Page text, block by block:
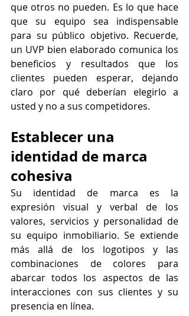
que otros no pueden. Es lo que hace
que su equipo sea indispensable
para su público objetivo. Recuerde,
un UVP bien elaborado comunica los
beneficios y resultados que los
clientes pueden esperar, dejando
claro por qué deberían elegirlo a
usted y no a sus competidores.
Establecer una
identidad de marca
cohesiva
Su identidad de marca es la
expresión visual y verbal de los
valores, servicios y personalidad de
su equipo inmobiliario. Se extiende
más allá de los logotipos y las
combinaciones de colores para
abarcar todos los aspectos de las
interacciones con sus clientes y su
presencia en línea.